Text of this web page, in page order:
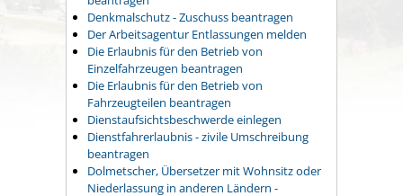
Denkmalschutz - Zuschuss beantragen
Der Arbeitsagentur Entlassungen melden
Die Erlaubnis für den Betrieb von
Einzelfahrzeugen beantragen
Die Erlaubnis für den Betrieb von
Fahrzeugteilen beantragen
Dienstaufsichtsbeschwerde einlegen
Dienstfahrerlaubnis - zivile Umschreibung
beantragen
Dolmetscher, Übersetzer mit Wohnsitz oder
Niederlassung in anderen Ländern -